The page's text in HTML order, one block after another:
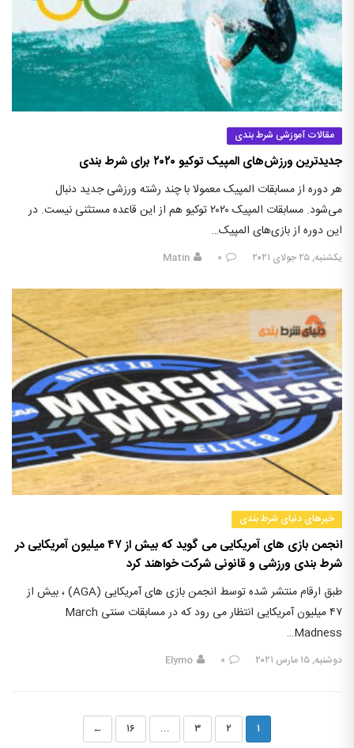
مقالات آموزشی شرط بندی
جدیدترین ورزش‌های المپیک توکیو ۲۰۲۰ برای شرط بندی
هر دوره از مسابقات المپیک معمولا با چند رشته ورزشی جدید دنبال
می‌شود. مسابقات المپیک ۲۰۲۰ توکیو هم از این قاعده مستثنی نیست. در
این دوره از بازی‌های المپیک…
یکشنبه, ۲۵ جولای ۲۰۲۱ ۰ Matin
خبرهای دنیای شرط بندی
انجمن بازی های آمریکایی می گوید که بیش از ۴۷ میلیون آمریکایی در
شرط بندی ورزشی و قانونی شرکت خواهند کرد
طبق ارقام منتشر شده توسط انجمن بازی های آمریکایی (AGA) ، بیش از
۴۷ میلیون آمریکایی انتظار می رود که در مسابقات سنتی March
Madness…
دوشنبه, ۱۵ مارس ۲۰۲۱ ۰ Elymo
۱ ۲ ۳ … ۱۶ ←